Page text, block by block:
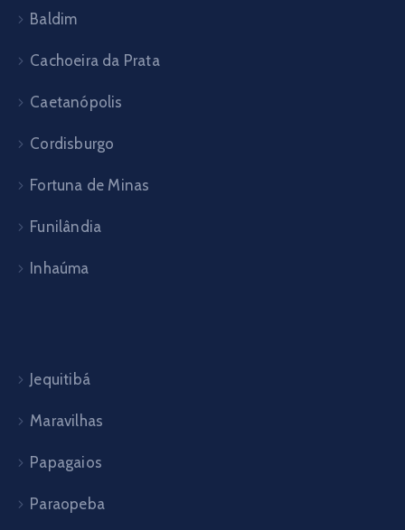
Baldim
Cachoeira da Prata
Caetanópolis
Cordisburgo
Fortuna de Minas
Funilândia
Inhaúma
Jequitibá
Maravilhas
Papagaios
Paraopeba